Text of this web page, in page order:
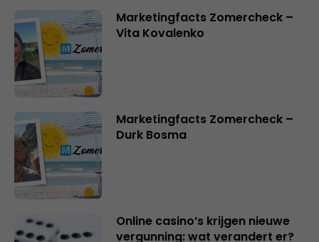
Marketingfacts Zomercheck –
Vita Kovalenko
Marketingfacts Zomercheck –
Durk Bosma
Online casino’s krijgen nieuwe
vergunning: wat verandert er?